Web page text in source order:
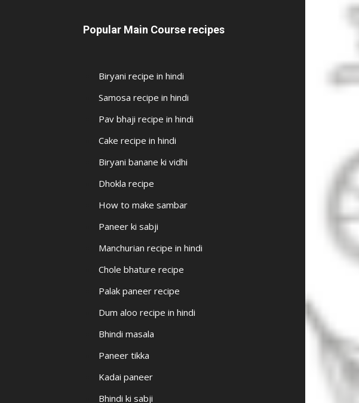
Popular Main Course recipes
Biryani recipe in hindi
Samosa recipe in hindi
Pav bhaji recipe in hindi
Cake recipe in hindi
Biryani banane ki vidhi
Dhokla recipe
How to make sambar
Paneer ki sabji
Manchurian recipe in hindi
Chole bhature recipe
Palak paneer recipe
Dum aloo recipe in hindi
Bhindi masala
Paneer tikka
Kadai paneer
Bhindi ki sabji